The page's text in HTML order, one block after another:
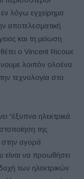
λόγω εγχείρημα
αποτελεσματική
και τη μείωση
ο Vincent Ricoux
λοιπόν ολοένα
τεχνολογία στο
“έξυπνα ηλεκτρικά
της
στην αγορά
είναι να προωθήσει
των ηλεκτρικών